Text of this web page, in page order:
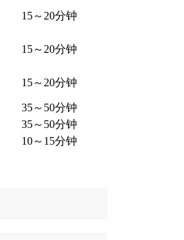
15～20分钟
15～20分钟
15～20分钟
35～50分钟
35～50分钟
10～15分钟